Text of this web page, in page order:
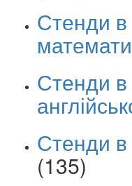
Стенди в
Стенди в
Стенди в
(135)